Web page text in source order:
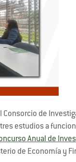
Consorcio de
estudios a
Anual de
de Economía y